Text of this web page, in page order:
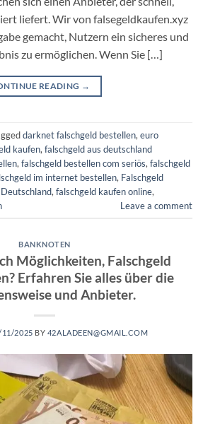
liefert. Wir von falsegeldkaufen.xyz
gemacht, Nutzern ein sicheres und
zu ermöglichen. Wenn Sie […]
READING →
darknet falschgeld bestellen, euro
kaufen, falschgeld aus deutschland
, falschgeld bestellen com seriös​, falschgeld
im internet bestellen​, Falschgeld
, falschgeld kaufen online​,
Leave a comment
BANKNOTEN
Möglichkeiten, Falschgeld
Erfahren Sie alles über die
und Anbieter.
11/2025 BY 42ALADEEN@GMAIL.COM